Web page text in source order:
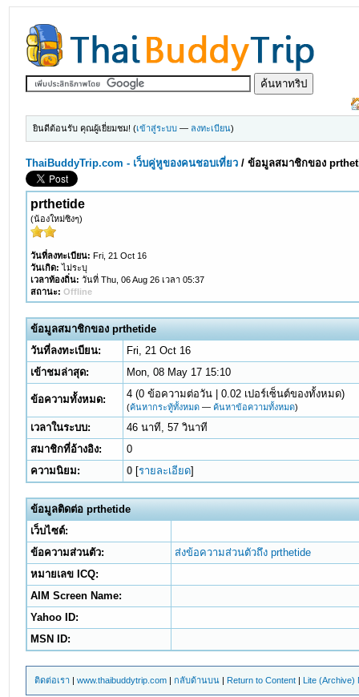
ยินดีต้อนรับ คุณผู้เยี่ยมชม! (เข้าสู่ระบบ — ลงทะเบียน)
ThaiBuddyTrip.com - เว็บคู่หูของคนชอบเที่ยว /ข้อมูลสมาชิกของ
prthetide
(น้องใหม่ซิงๆ)
วันที่ลงทะเบียน: Fri, 21 Oct 16
วันเกิด: ไม่ระบุ
เวลาท้องถิ่น: วันที่ Thu, 06 Aug 26 เวลา 05:37
สถานะ: Offline
ข้อมูลสมาชิกของ prthetide
วันที่ลงทะเบียน:
Fri, 21 Oct 16
เข้าชมล่าสุด:
Mon, 08 May 17 15:10
ข้อความทั้งหมด: 4 (0 ข้อความต่อวัน | 0.02 เปอร์เซ็นต์ของทั้งหมด)
(ค้นหากระทู้ทั้งหมด — ค้นหาข้อความทั้งหมด)
เวลาในระบบ:
46 นาที, 57 วินาที
สมาชิกที่อ้างอิง:
0
ความนิยม:
0 [รายละเอียด]
ข้อมูลติดต่อ prthetide
เว็บไซต์:
ข้อความส่วนตัว:
ส่งข้อความส่วนตัวถึง prthetide
หมายเลข ICQ:
AIM Screen Name:
Yahoo ID:
MSN ID:
ติดต่อเรา |www.thaibuddytrip.com |กลับด้านบน | Return to Content | Lite (Archive)